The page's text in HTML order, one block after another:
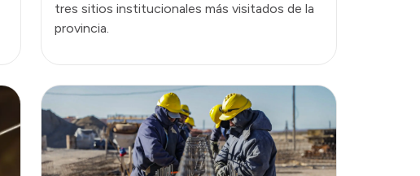
tres sitios institucionales más visitados de la
provincia.